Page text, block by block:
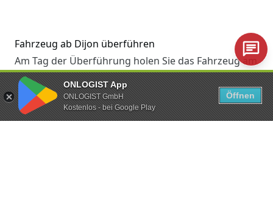
ONLOGIST App
ONLOGIST GmbH
Kostenlos - bei Google Play
Öffnen
Fahrzeug ab Dijon überführen
Am Tag der Überführung holen Sie das Fahrzeug am
Startort ab. Mit der App protokollieren Sie die
Abholung, navigieren sich zum Zielort und
bestätigen die erfolgreiche Übergabe des